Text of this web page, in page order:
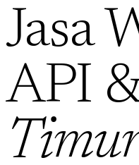
Jasa
API